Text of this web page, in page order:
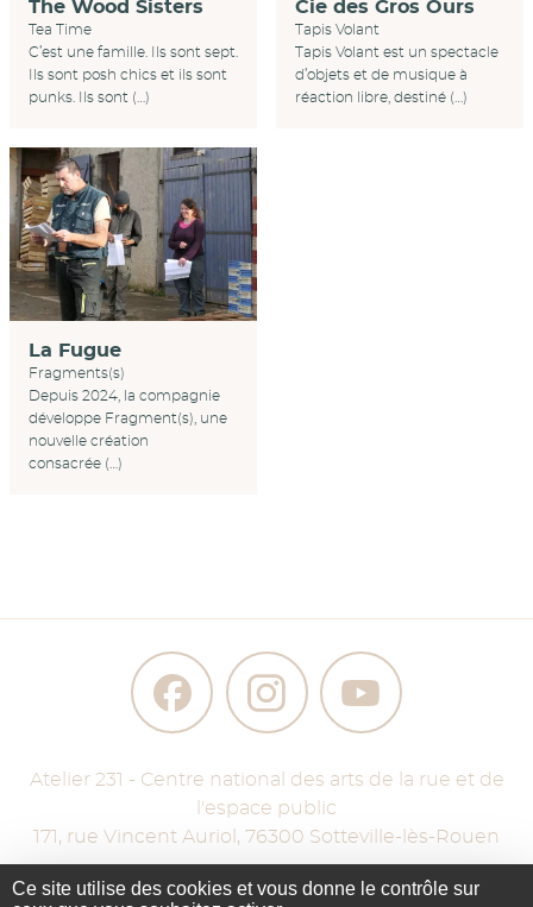
Ce site utilise des cookies et vous donne le contrôle sur
The Wood Sisters
Tea Time
C’est une famille. Ils sont sept.
Ils sont posh chics et ils sont
punks. Ils sont (…)
Cie des Gros Ours
Tapis Volant
Tapis Volant est un spectacle
d’objets et de musique à
réaction libre, destiné (…)
La Fugue
Fragments(s)
Depuis 2024, la compagnie
développe Fragment(s), une
nouvelle création
consacrée (…)
Atelier 231 - Centre national des arts de la rue et de
l'espace public
171, rue Vincent Auriol , 76300 Sotteville-lès-Rouen